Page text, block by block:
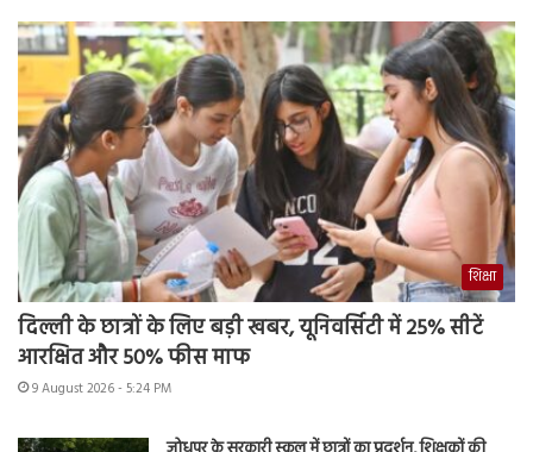
शिक्षा
दिल्ली के छात्रों के लिए बड़ी खबर, यूनिवर्सिटी में 25% सीटें
आरक्षित और 50% फीस माफ
9 August 2026 - 5:24 PM